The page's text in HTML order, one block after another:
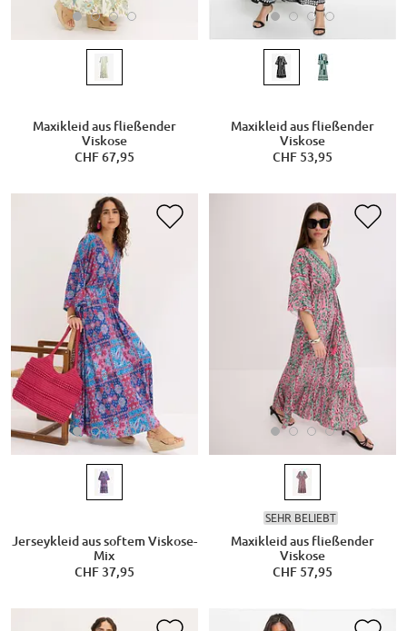
Maxikleid aus fließender
Viskose
CHF 67,95
Maxikleid aus fließender
Viskose
CHF 53,95
Jerseykleid aus softem Viskose-
Mix
CHF 37,95
SEHR BELIEBT
Maxikleid aus fließender
Viskose
CHF 57,95